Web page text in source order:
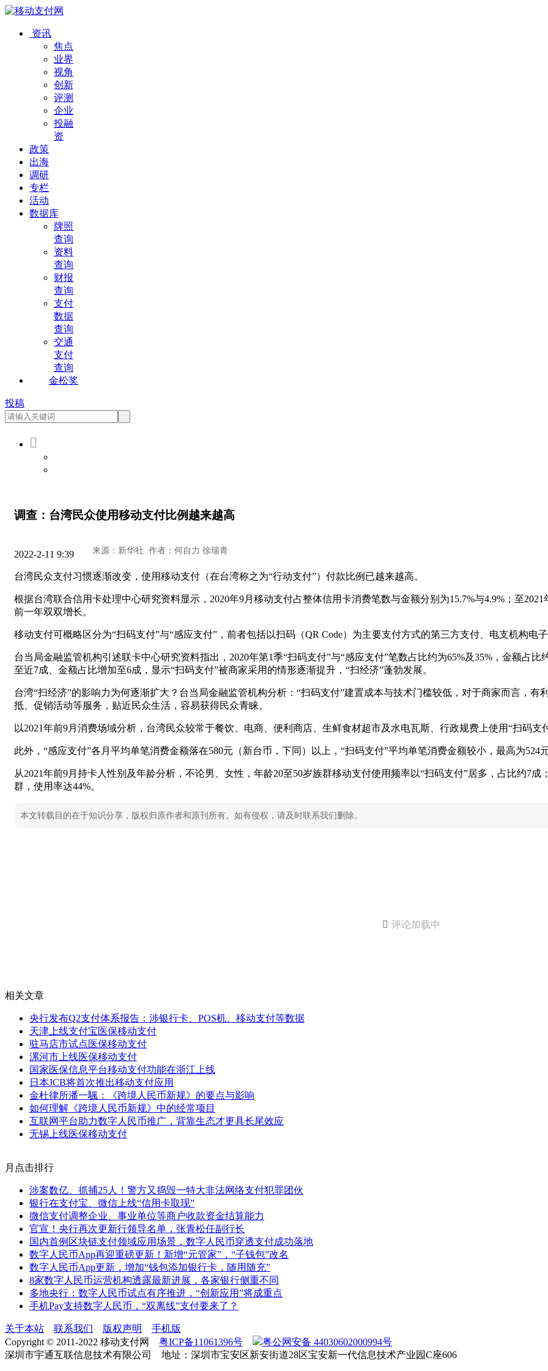
资讯
焦点
业界
视角
创新
评测
企业
投融
资
政策
出海
调研
专栏
活动
数据库
牌照
查询
资料
查询
财报
查询
支付
数据
查询
交通
支付
查询
金松奖
投稿

调查：台湾民众使用移动支付比例越来越高
2022-2-11 9:39
台湾民众支付习惯逐渐改变，使用移动支付（在台湾称之为“行动支付”）付款比例已越来越高。
根据台湾联合信用卡处理中心研究资料显示，2020年9月移动支付占整体信用卡消费笔数与金额分别为15.7%与4.9%；至
前一年双双增长。
移动支付可概略区分为“扫码支付”与“感应支付”，前者包括以扫码（QR Code）为主要支付方式的第三方支付、电支机构电
台当局金融监管机构引述联卡中心研究资料指出，2020年第1季“扫码支付”与“感应支付”笔数占比约为65%及35%，金额占比
至近7成、金额占比增加至6成，显示“扫码支付”被商家采用的情形逐渐提升，“扫经济”蓬勃发展。
台湾“扫经济”的影响力为何逐渐扩大？台当局金融监管机构分析：“扫码支付”建置成本与技术门槛较低，对于商家而言，有
抵、促销活动等服务，贴近民众生活，容易获得民众青睐。
以2021年前9月消费场域分析，台湾民众较常于餐饮、电商、便利商店、生鲜食材超市及水电瓦斯、行政规费上使用“扫码支
此外，“感应支付”各月平均单笔消费金额落在580元（新台币，下同）以上，“扫码支付”平均单笔消费金额较小，最高为524元
从2021年前9月持卡人性别及年龄分析，不论男、女性，年龄20至50岁族群移动支付使用频率以“扫码支付”居多，占比约7
群，使用率达44%。
本文转载目的在于知识分享，版权归原作者和原刊所有。如有侵权，请及时联系我们删除。
 评论加载中
相关文章
央行发布Q2支付体系报告：涉银行卡、POS机、移动支付等数据
天津上线支付宝医保移动支付
驻马店市试点医保移动支付
漯河市上线医保移动支付
国家医保信息平台移动支付功能在浙江上线
日本JCB将首次推出移动支付应用
金杜律所潘一颿：《跨境人民币新规》的要点与影响
如何理解《跨境人民币新规》中的经常项目
互联网平台助力数字人民币推广，背靠生态才更具长尾效应
无锡上线医保移动支付
月点击排行
涉案数亿、抓捕25人！警方又捣毁一特大非法网络支付犯罪团伙
银行在支付宝、微信上线“信用卡取现”
微信支付调整企业、事业单位等商户收款资金结算能力
官宣！央行再次更新行领导名单，张青松任副行长
国内首例区块链支付领域应用场景，数字人民币穿透支付成功落地
数字人民币App再迎重磅更新！新增“元管家”，“子钱包”改名
数字人民币App更新，增加“钱包添加银行卡，随用随充”
8家数字人民币运营机构透露最新进展，各家银行侧重不同
多地央行：数字人民币试点有序推进，“创新应用”将成重点
手机Pay支持数字人民币，“双离线”支付要来了？
关于本站 联系我们 版权声明
手机版
Copyright © 2011-2022 移动支付网 粤ICP备11061396号
粤公网安备 44030602000994号
深圳市宇通互联信息技术有限公司 地址：深圳市宝安区新安街道28区宝安新一代信息技术产业园C座606